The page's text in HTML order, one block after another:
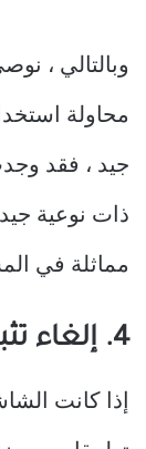
وبالتالي ،
محاولة
جيد ، فقد
ذات نوعية
مماثلة في
4. إلغاء تثبيت التطبيقات المعيبة
إذا كانت